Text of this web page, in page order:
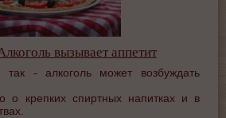
вызывает аппетит
так - алкоголь может возбуждать
о крепких спиртных напитках и в